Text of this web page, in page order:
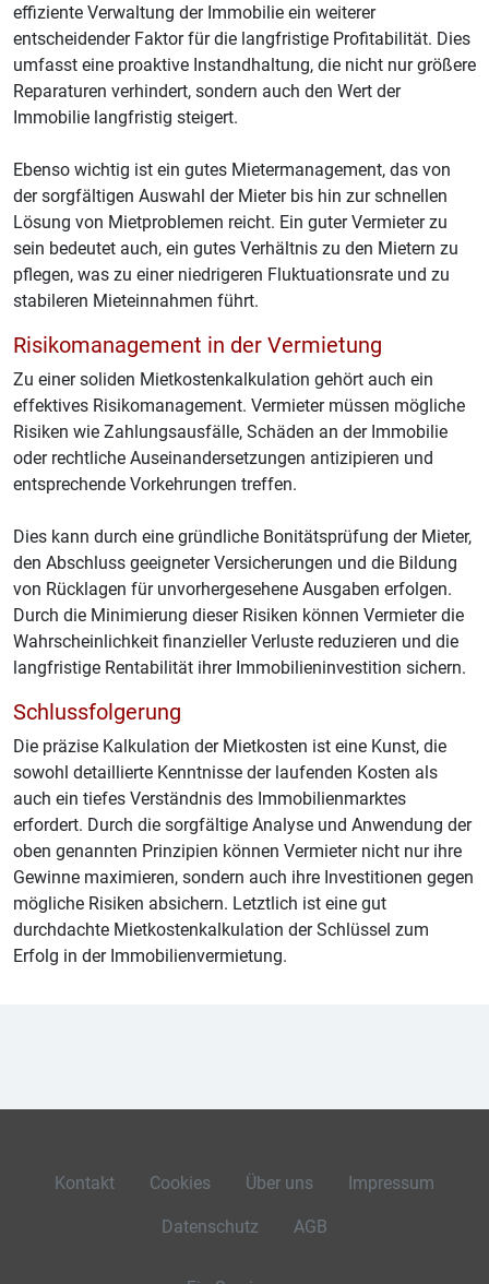
effiziente Verwaltung der Immobilie ein weiterer
entscheidender Faktor für die langfristige Profitabilität. Dies
umfasst eine proaktive Instandhaltung, die nicht nur größere
Reparaturen verhindert, sondern auch den Wert der
Immobilie langfristig steigert.
Ebenso wichtig ist ein gutes Mietermanagement, das von
der sorgfältigen Auswahl der Mieter bis hin zur schnellen
Lösung von Mietproblemen reicht. Ein guter Vermieter zu
sein bedeutet auch, ein gutes Verhältnis zu den Mietern zu
pflegen, was zu einer niedrigeren Fluktuationsrate und zu
stabileren Mieteinnahmen führt.
Risikomanagement in der Vermietung
Zu einer soliden Mietkostenkalkulation gehört auch ein
effektives Risikomanagement. Vermieter müssen mögliche
Risiken wie Zahlungsausfälle, Schäden an der Immobilie
oder rechtliche Auseinandersetzungen antizipieren und
entsprechende Vorkehrungen treffen.
Dies kann durch eine gründliche Bonitätsprüfung der Mieter,
den Abschluss geeigneter Versicherungen und die Bildung
von Rücklagen für unvorhergesehene Ausgaben erfolgen.
Durch die Minimierung dieser Risiken können Vermieter die
Wahrscheinlichkeit finanzieller Verluste reduzieren und die
langfristige Rentabilität ihrer Immobilieninvestition sichern.
Schlussfolgerung
Die präzise Kalkulation der Mietkosten ist eine Kunst, die
sowohl detaillierte Kenntnisse der laufenden Kosten als
auch ein tiefes Verständnis des Immobilienmarktes
erfordert. Durch die sorgfältige Analyse und Anwendung der
oben genannten Prinzipien können Vermieter nicht nur ihre
Gewinne maximieren, sondern auch ihre Investitionen gegen
mögliche Risiken absichern. Letztlich ist eine gut
durchdachte Mietkostenkalkulation der Schlüssel zum
Erfolg in der Immobilienvermietung.
Kontakt Cookies Über uns Impressum
Datenschutz AGB